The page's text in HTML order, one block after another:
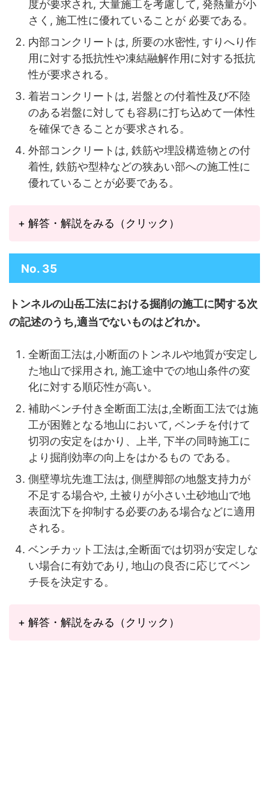
度が要求され, 大量施工を考慮して, 発熱量が小
さく, 施工性に優れていることが 必要である。
内部コンクリートは, 所要の水密性, すりへり作
用に対する抵抗性や凍結融解作用に対する抵抗
性が要求される。
着岩コンクリートは, 岩盤との付着性及び不陸
のある岩盤に対しても容易に打ち込めて一体性
を確保できることが要求される。
外部コンクリートは, 鉄筋や埋設構造物との付
着性, 鉄筋や型枠などの狭あい部への施工性に
優れていることが必要である。
+ 解答・解説をみる（クリック）
No. 35
トンネルの山岳工法における掘削の施工に関する次
の記述のうち,適当でないものはどれか。
全断面工法は,小断面のトンネルや地質が安定し
た地山で採用され, 施工途中での地山条件の変
化に対する順応性が高い。
補助ベンチ付き全断面工法は,全断面工法では施
工が困難となる地山において, ベンチを付けて
切羽の安定をはかり、上半, 下半の同時施工に
より掘削効率の向上をはかるもの である。
側壁導坑先進工法は, 側壁脚部の地盤支持力が
不足する場合や, 土被りが小さい土砂地山で地
表面沈下を抑制する必要のある場合などに適用
される。
ベンチカット工法は,全断面では切羽が安定しな
い場合に有効であり, 地山の良否に応じてベン
チ長を決定する。
+ 解答・解説をみる（クリック）